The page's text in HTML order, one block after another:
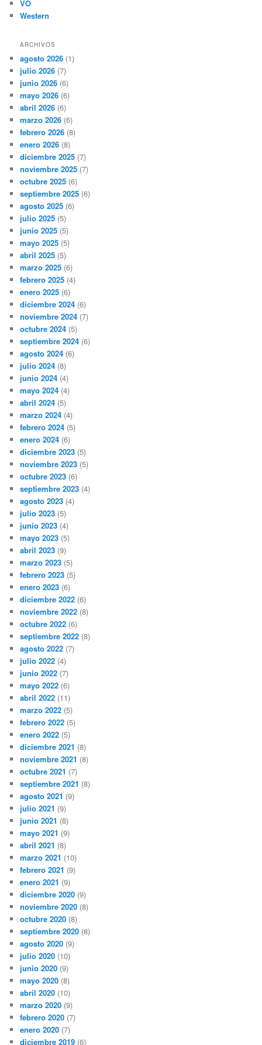
VO
Western
ARCHIVOS
agosto 2026 (1)
julio 2026 (7)
junio 2026 (6)
mayo 2026 (6)
abril 2026 (6)
marzo 2026 (6)
febrero 2026 (8)
enero 2026 (8)
diciembre 2025 (7)
noviembre 2025 (7)
octubre 2025 (6)
septiembre 2025 (6)
agosto 2025 (6)
julio 2025 (5)
junio 2025 (5)
mayo 2025 (5)
abril 2025 (5)
marzo 2025 (6)
febrero 2025 (4)
enero 2025 (6)
diciembre 2024 (6)
noviembre 2024 (7)
octubre 2024 (5)
septiembre 2024 (6)
agosto 2024 (6)
julio 2024 (8)
junio 2024 (4)
mayo 2024 (4)
abril 2024 (5)
marzo 2024 (4)
febrero 2024 (5)
enero 2024 (6)
diciembre 2023 (5)
noviembre 2023 (5)
octubre 2023 (6)
septiembre 2023 (4)
agosto 2023 (4)
julio 2023 (5)
junio 2023 (4)
mayo 2023 (5)
abril 2023 (9)
marzo 2023 (5)
febrero 2023 (5)
enero 2023 (6)
diciembre 2022 (6)
noviembre 2022 (8)
octubre 2022 (6)
septiembre 2022 (8)
agosto 2022 (7)
julio 2022 (4)
junio 2022 (7)
mayo 2022 (6)
abril 2022 (11)
marzo 2022 (5)
febrero 2022 (5)
enero 2022 (5)
diciembre 2021 (8)
noviembre 2021 (8)
octubre 2021 (7)
septiembre 2021 (8)
agosto 2021 (9)
julio 2021 (9)
junio 2021 (8)
mayo 2021 (9)
abril 2021 (8)
marzo 2021 (10)
febrero 2021 (9)
enero 2021 (9)
diciembre 2020 (9)
noviembre 2020 (8)
octubre 2020 (8)
septiembre 2020 (8)
agosto 2020 (9)
julio 2020 (10)
junio 2020 (9)
mayo 2020 (8)
abril 2020 (10)
marzo 2020 (9)
febrero 2020 (7)
enero 2020 (7)
diciembre 2019 (6)